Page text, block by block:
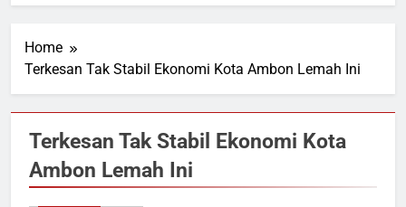
Home
Terkesan Tak Stabil Ekonomi Kota Ambon Lemah Ini
Terkesan Tak Stabil Ekonomi Kota
Ambon Lemah Ini